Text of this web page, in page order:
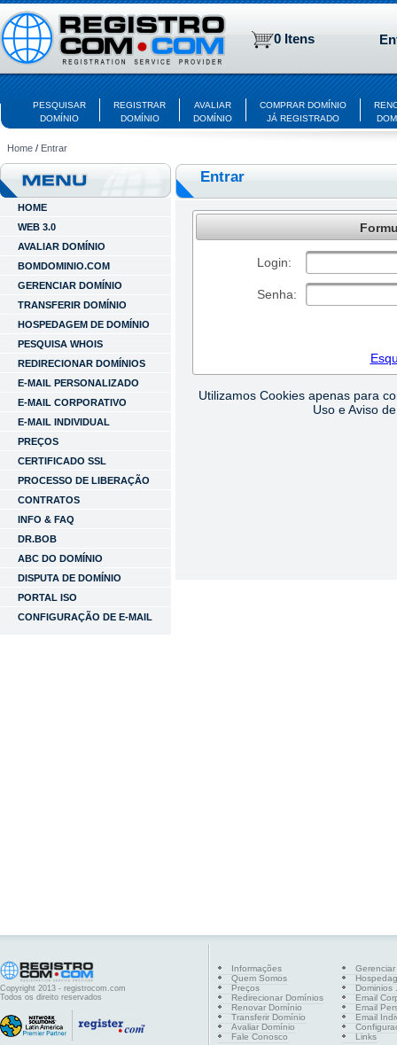
0 Itens
PESQUISAR
DOMÍNIO
REGISTRAR
DOMÍNIO
AVALIAR
DOMÍNIO
COMPRAR DOMÍNIO
JÁ REGISTRADO
Home / Entrar
HOME
WEB 3.0
AVALIAR DOMÍNIO
BOMDOMINIO.COM
GERENCIAR DOMÍNIO
TRANSFERIR DOMÍNIO
HOSPEDAGEM DE DOMÍNIO
PESQUISA WHOIS
REDIRECIONAR DOMÍNIOS
E-MAIL PERSONALIZADO
E-MAIL CORPORATIVO
E-MAIL INDIVIDUAL
PREÇOS
CERTIFICADO SSL
PROCESSO DE LIBERAÇÃO
CONTRATOS
INFO & FAQ
DR.BOB
ABC DO DOMÍNIO
DISPUTA DE DOMÍNIO
PORTAL ISO
CONFIGURAÇÃO DE E-MAIL
Entrar
Login:
Senha:
Utilizamos Cookies apenas para
Uso e Aviso
Copyright 2013 - registrocom.com
Todos os direito reservados
Informações
Quem Somos
Preços
Redirecionar Domínios
Renovar Domínio
Transferir Domínio
Avaliar Domínio
Fale Conosco
Dominios
Email
Email
Email
Links